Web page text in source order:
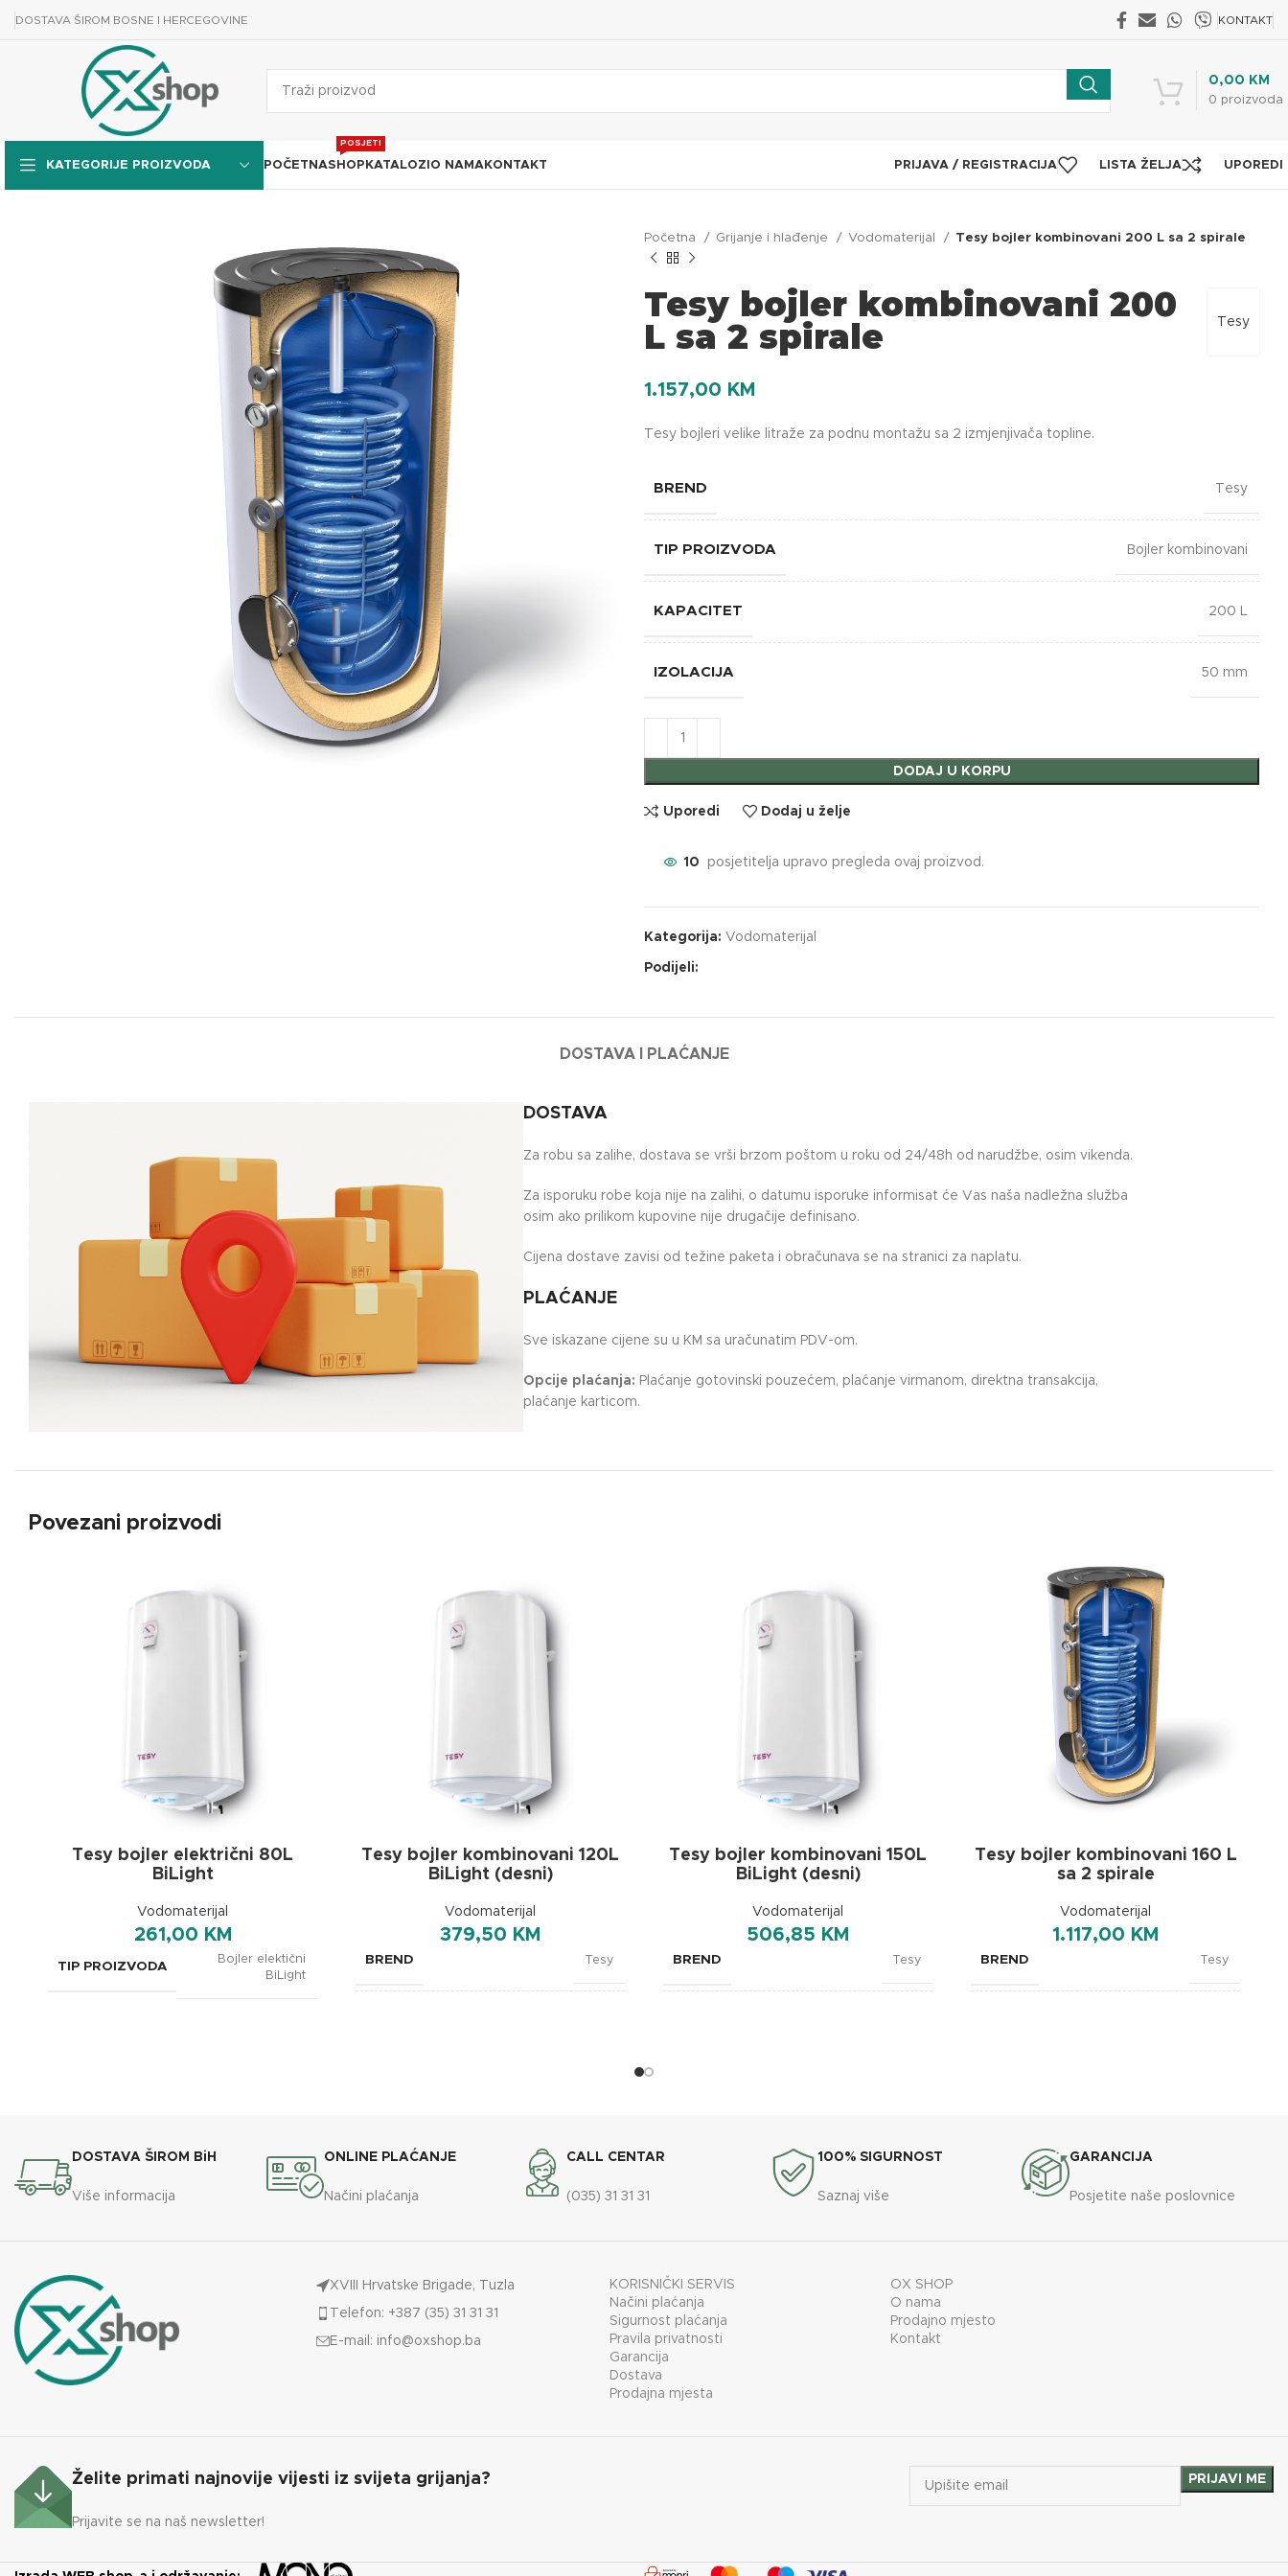
DOSTAVA ŠIROM BOSNE I HERCEGOVINE KONTAKT
0 proizvoda
0,00 KM
KATEGORIJE PROIZVODA POČETNASHOP
POSJETI
KATALOZI O NAMA KONTAKT PRIJAVA / REGISTRACIJA LISTA ŽELJA UPOREDI
Početna Grijanje i hlađenje Vodomaterijal Tesy bojler kombinovani 200 L sa 2 spirale
Tesy
Tesy bojler kombinovani 200
L sa 2 spirale
1.157,00 KM
Tesy bojleri velike litraže za podnu montažu sa 2 izmjenjivača topline.
BREND Tesy
TIP PROIZVODA Bojler kombinovani
KAPACITET 200 L
IZOLACIJA 50 mm
DODAJ U KORPU
Uporedi Dodaj u želje
10 posjetitelja upravo pregleda ovaj proizvod.
Kategorija: Vodomaterijal
Podijeli:
DOSTAVA I PLAĆANJE
DOSTAVA
Za robu sa zalihe, dostava se vrši brzom poštom u roku od 24/48h od narudžbe, osim vikenda.
Za isporuku robe koja nije na zalihi, o datumu isporuke informisat će Vas naša nadležna služba
osim ako prilikom kupovine nije drugačije definisano.
Cijena dostave zavisi od težine paketa i obračunava se na stranici za naplatu.
PLAĆANJE
Sve iskazane cijene su u KM sa uračunatim PDV-om.
Opcije plaćanja: Plaćanje gotovinski pouzećem, plaćanje virmanom, direktna transakcija,
plaćanje karticom.
Povezani proizvodi
Tesy bojler električni 80L
BiLight
Vodomaterijal
261,00 KM
TIP PROIZVODA
Bojler elektični
BiLight
VISINA X ŠIRINA X DUBINA
44 x
46,7 cm
Tesy bojler kombinovani 120L
BiLight (desni)
Vodomaterijal
379,50 KM
BREND Tesy
PROMJER 44 cm
Tesy bojler kombinovani 150L
BiLight (desni)
Vodomaterijal
506,85 KM
BREND Tesy
44 cm
46,7 cm
IZVEDBA Desni
Tesy bojler kombinovani 160 L
sa 2 spirale
Vodomaterijal
1.117,00 KM
BREND Tesy
DOSTAVA ŠIROM BiH
Više informacija
ONLINE PLAĆANJE
Načini plaćanja
CALL CENTAR
(035) 31 31 31
100% SIGURNOST
Saznaj više
GARANCIJA
Posjetite naše poslovnice
XVIII Hrvatske Brigade, Tuzla
Telefon: +387 (35) 31 31 31
E-mail: info@oxshop.ba
KORISNIČKI SERVIS
Načini plaćanja
Sigurnost plaćanja
Pravila privatnosti
Garancija
Dostava
Prodajna mjesta
OX SHOP
O nama
Prodajno mjesto
Kontakt
Želite primati najnovije vijesti iz svijeta grijanja?
Prijavite se na naš newsletter!